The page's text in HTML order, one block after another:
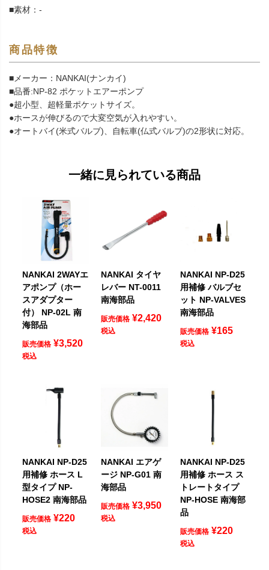
■素材：-
商品特徴
■メーカー：NANKAI(ナンカイ)
■品番:NP-82 ポケットエアーポンプ
●超小型、超軽量ポケットサイズ。
●ホースが伸びるので大変空気が入れやすい。
●オートバイ(米式バルブ)、自転車(仏式バルブ)の2形状に対応。
一緒に見られている商品
NANKAI 2WAYエ
アポンプ（ホー
スアダプター
付） NP-02L 南
海部品
販売価格 ¥3,520
税込
NANKAI タイヤ
レバー NT-0011
南海部品
販売価格 ¥2,420
税込
NANKAI NP-D25
用補修 バルブセ
ット NP-VALVES
南海部品
販売価格 ¥165
税込
NANKAI NP-D25
用補修 ホース L
型タイプ NP-
HOSE2 南海部品
販売価格 ¥220
税込
NANKAI エアゲ
ージ NP-G01 南
海部品
販売価格 ¥3,950
税込
NANKAI NP-D25
用補修 ホース ス
トレートタイプ
NP-HOSE 南海部
品
販売価格 ¥220
税込